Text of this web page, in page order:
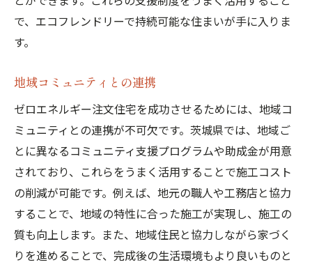
で、エコフレンドリーで持続可能な住まいが手に入りま
す。
地域コミュニティとの連携
ゼロエネルギー注文住宅を成功させるためには、地域コ
ミュニティとの連携が不可欠です。茨城県では、地域ご
とに異なるコミュニティ支援プログラムや助成金が用意
されており、これらをうまく活用することで施工コスト
の削減が可能です。例えば、地元の職人や工務店と協力
することで、地域の特性に合った施工が実現し、施工の
質も向上します。また、地域住民と協力しながら家づく
りを進めることで、完成後の生活環境もより良いものと